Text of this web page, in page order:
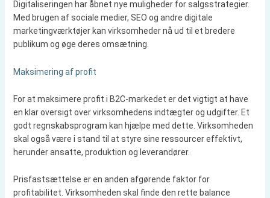
Digitaliseringen har åbnet nye muligheder for salgsstrategier.
Med brugen af sociale medier, SEO og andre digitale
marketingværktøjer kan virksomheder nå ud til et bredere
publikum og øge deres omsætning.
Maksimering af profit
For at maksimere profit i B2C-markedet er det vigtigt at have
en klar oversigt over virksomhedens indtægter og udgifter. Et
godt regnskabsprogram kan hjælpe med dette. Virksomheden
skal også være i stand til at styre sine ressourcer effektivt,
herunder ansatte, produktion og leverandører.
Prisfastsættelse er en anden afgørende faktor for
profitabilitet. Virksomheden skal finde den rette balance